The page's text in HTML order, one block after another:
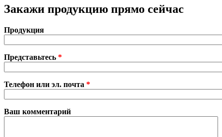
Закажи продукцию прямо сейчас
Продукция
Представьтесь *
Телефон или эл. почта *
Ваш комментарий